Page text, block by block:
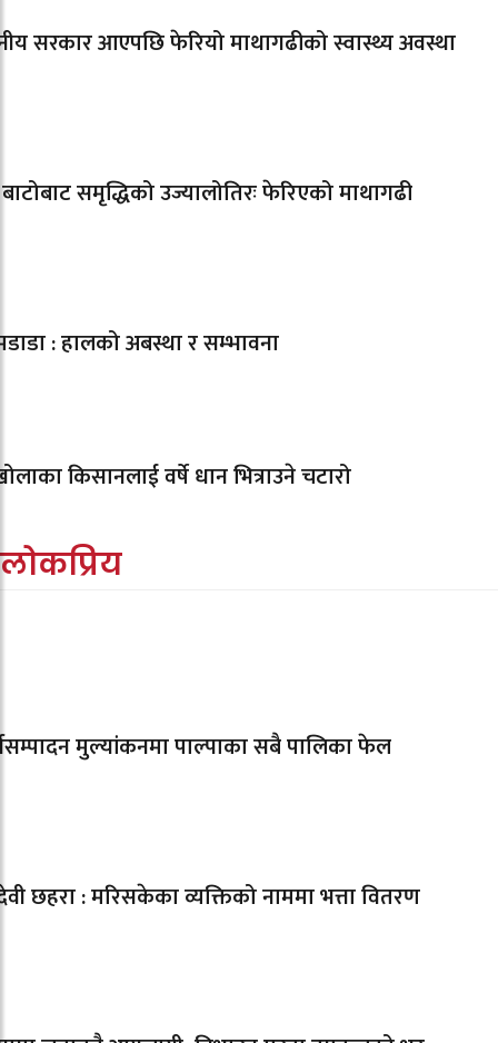
सरकार आएपछि फेरियो माथागढीको स्वास्थ्य अवस्था
समृद्धिको उज्यालोतिरः फेरिएको माथागढी
: हालको अबस्था र सम्भावना
किसानलाई वर्षे धान भित्राउने चटारो
लोकप्रिय
मुल्यांकनमा पाल्पाका सबै पालिका फेल
छहरा : मरिसकेका व्यक्तिको नाममा भत्ता वितरण